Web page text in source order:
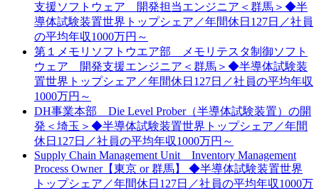
支援ソフトウェア 開発担当エンジニア＜群馬＞◆半
導体試験装置世界トップシェア／年間休日127日／社員
の平均年収1000万円～
第１メモリソフトウエア部 メモリテスタ制御ソフト
ウェア 開発支援エンジニア＜群馬＞◆半導体試験装
置世界トップシェア／年間休日127日／社員の平均年収
1000万円～
DH事業本部 Die Level Prober（半導体試験装置）の開
発＜埼玉＞◆半導体試験装置世界トップシェア／年間
休日127日／社員の平均年収1000万円～
Supply Chain Management Unit Inventory Management
Process Owner【東京 or 群馬】 ◆半導体試験装置世界
トップシェア／年間休日127日／社員の平均年収1000万